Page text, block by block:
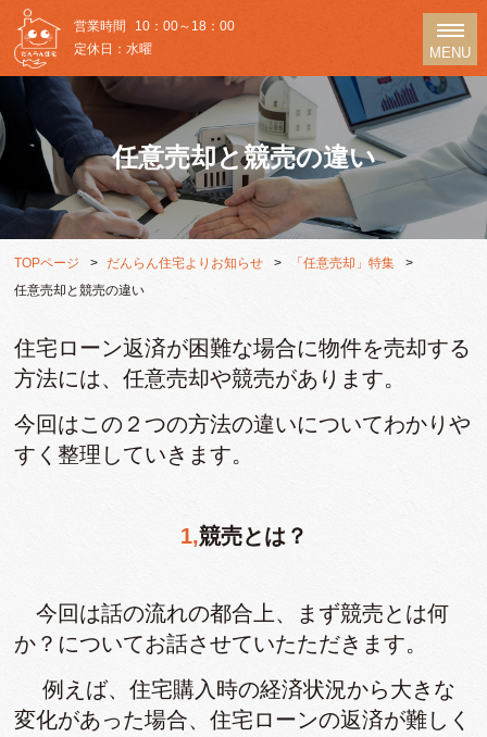
営業時間
10：00～18：00
定休日：水曜
MENU
任意売却と競売の違い
TOPページ だんらん住宅よりお知らせ
「任意売却」特集
任意売却と競売の違い
住宅ローン返済が困難な場合に物件を売却する
方法には、任意売却や競売があります。
今回はこの２つの方法の違いについてわかりや
すく整理していきます。
1,競売とは？
今回は話の流れの都合上、まず競売とは何
か？についてお話させていたただきます。
例えば、住宅購入時の経済状況から大きな
変化があった場合、住宅ローンの返済が難しく